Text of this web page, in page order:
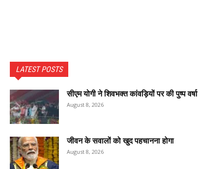
LATEST POSTS
सीएम योगी ने शिवभक्त कांवड़ियों पर की पुष्प वर्षा
August 8, 2026
जीवन के सवालों को खुद पहचानना होगा
August 8, 2026